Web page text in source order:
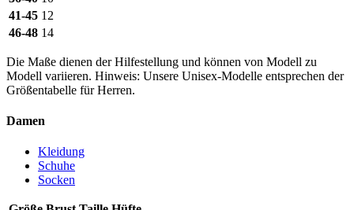
41-45 12
46-48 14
Die Maße dienen der Hilfestellung und können von Modell zu
Modell variieren. Hinweis: Unsere Unisex-Modelle entsprechen der
Größentabelle für Herren.
Damen
Kleidung
Schuhe
Socken